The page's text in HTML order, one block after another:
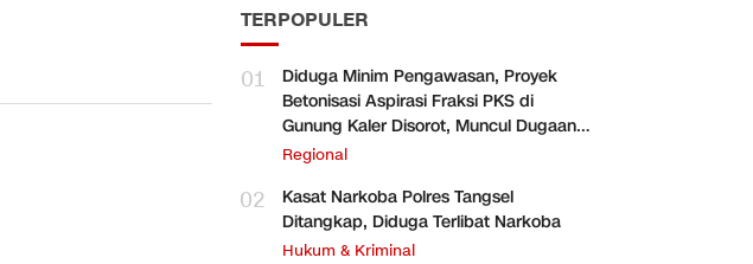
TERPOPULER
01
Diduga Minim Pengawasan, Proyek
Betonisasi Aspirasi Fraksi PKS di
Gunung Kaler Disorot, Muncul Dugaan
Pengurangan Volume
Regional
02
Kasat Narkoba Polres Tangsel
Ditangkap, Diduga Terlibat Narkoba
Hukum & Kriminal